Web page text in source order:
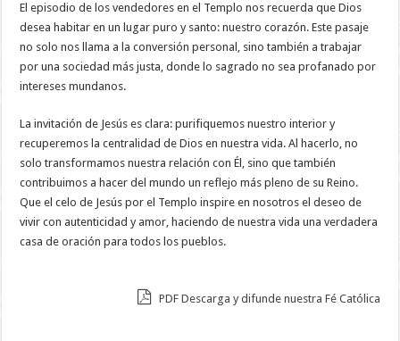
El episodio de los vendedores en el Templo nos recuerda que Dios
desea habitar en un lugar puro y santo: nuestro corazón. Este pasaje
no solo nos llama a la conversión personal, sino también a trabajar
por una sociedad más justa, donde lo sagrado no sea profanado por
intereses mundanos.
La invitación de Jesús es clara: purifiquemos nuestro interior y
recuperemos la centralidad de Dios en nuestra vida. Al hacerlo, no
solo transformamos nuestra relación con Él, sino que también
contribuimos a hacer del mundo un reflejo más pleno de su Reino.
Que el celo de Jesús por el Templo inspire en nosotros el deseo de
vivir con autenticidad y amor, haciendo de nuestra vida una verdadera
casa de oración para todos los pueblos.
PDF Descarga y difunde nuestra Fé Católica